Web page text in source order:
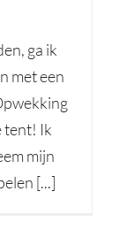
ga ik
met een
tent! Ik
mijn
[...]